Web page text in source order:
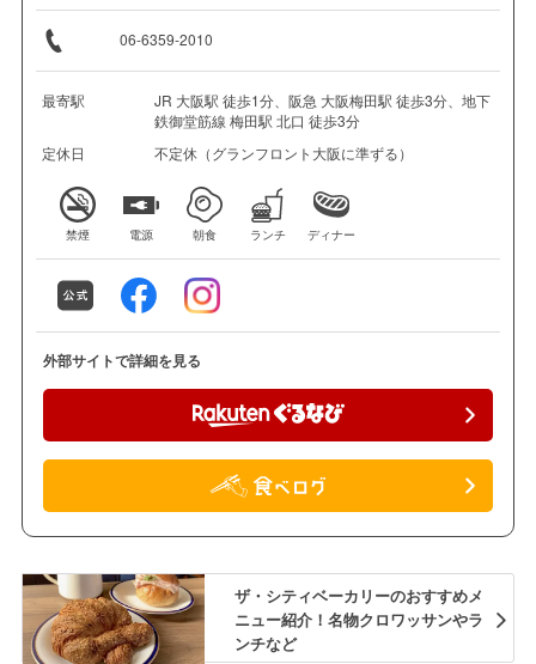
06-6359-2010
最寄駅
JR 大阪駅 徒歩1分、阪急 大阪梅田駅 徒歩3分、地下
鉄御堂筋線 梅田駅 北口 徒歩3分
定休日
不定休（グランフロント大阪に準ずる）
禁煙 電源 朝食 ランチ ディナー
外部サイトで詳細を見る
ザ・シティベーカリーのおすすめメ
ニュー紹介！名物クロワッサンやラ
ンチなど